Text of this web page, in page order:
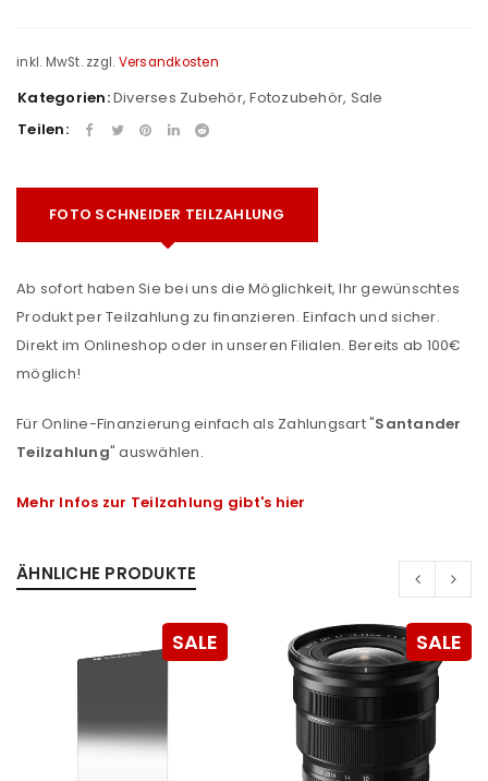
inkl. MwSt. zzgl. Versandkosten
Kategorien:Diverses Zubehör,Fotozubehör, Sale
Teilen:
FOTO SCHNEIDER TEILZAHLUNG
Ab sofort haben Sie bei uns die Möglichkeit, Ihr gewünschtes
Produkt per Teilzahlung zu finanzieren. Einfach und sicher.
Direkt im Onlineshop oder in unseren Filialen. Bereits ab 100€
möglich!
Für Online-Finanzierung einfach als Zahlungsart "Santander
Teilzahlung" auswählen.
Mehr Infos zur Teilzahlung gibt's hier
ÄHNLICHE PRODUKTE
SALE SALE